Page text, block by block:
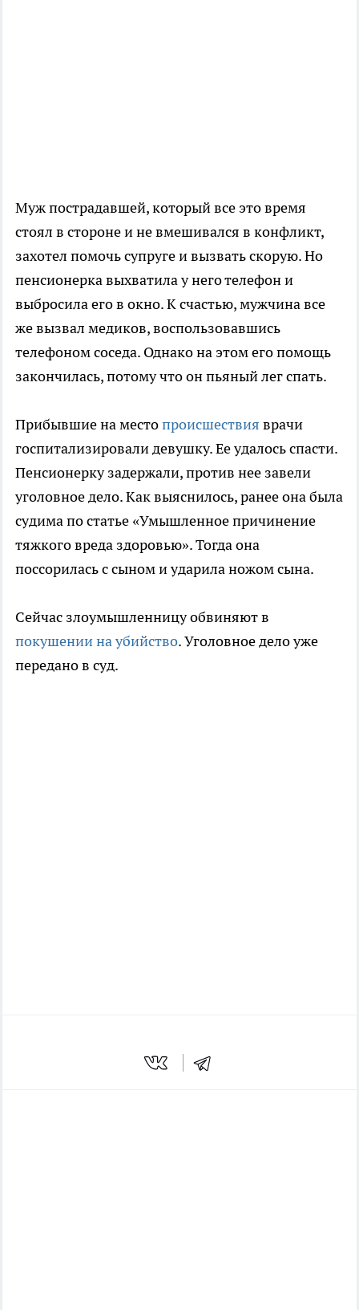
Муж пострадавшей, который все это время
стоял в стороне и не вмешивался в конфликт,
захотел помочь супруге и вызвать скорую. Но
пенсионерка выхватила у него телефон и
выбросила его в окно. К счастью, мужчина все
же вызвал медиков, воспользовавшись
телефоном соседа. Однако на этом его помощь
закончилась, потому что он пьяный лег спать.
Прибывшие на местопроисшествия врачи
госпитализировали девушку. Ее удалось спасти.
Пенсионерку задержали, против нее завели
уголовное дело. Как выяснилось, ранее она была
судима по статье «Умышленное причинение
тяжкого вреда здоровью». Тогда она
поссорилась с сыном и ударила ножом сына.
Сейчас злоумышленницу обвиняют в
покушении на убийство. Уголовное дело уже
передано в суд.